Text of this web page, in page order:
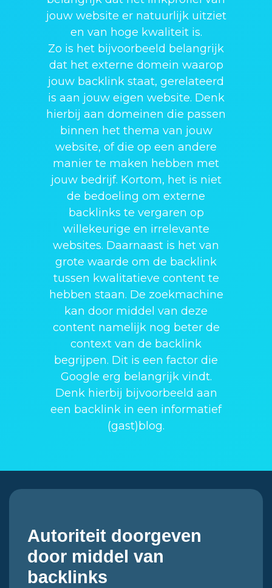
jouw website er natuurlijk uitziet
en van hoge kwaliteit is.
Zo is het bijvoorbeeld belangrijk
dat het externe domein waarop
jouw backlink staat, gerelateerd
is aan jouw eigen website. Denk
hierbij aan domeinen die passen
binnen het thema van jouw
website, of die op een andere
manier te maken hebben met
jouw bedrijf. Kortom, het is niet
de bedoeling om externe
backlinks te vergaren op
willekeurige en irrelevante
websites. Daarnaast is het van
grote waarde om de backlink
tussen kwalitatieve content te
hebben staan. De zoekmachine
kan door middel van deze
content namelijk nog beter de
context van de backlink
begrijpen. Dit is een factor die
Google erg belangrijk vindt.
Denk hierbij bijvoorbeeld aan
een backlink in een informatief
(gast)blog.
Autoriteit doorgeven
door middel van
backlinks